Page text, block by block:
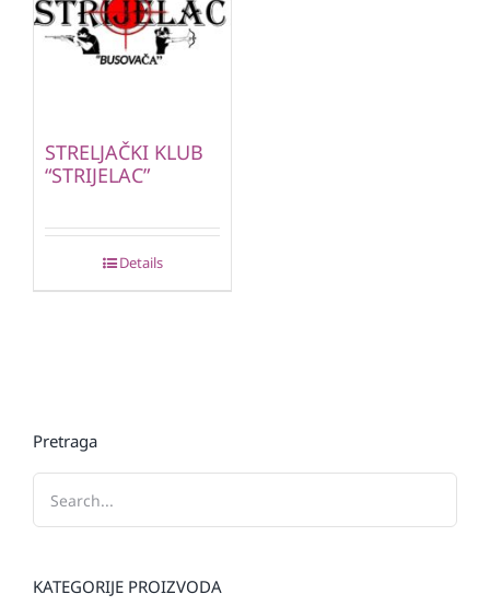
STRELJAČKI KLUB
“STRIJELAC”
Details
Pretraga
KATEGORIJE PROIZVODA